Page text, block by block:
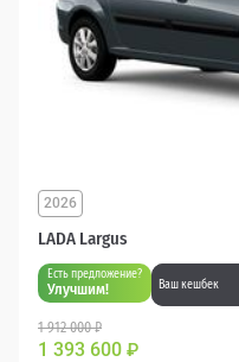
LADA Largus
2026
Есть предложение?
Улучшим! Ваш кешбек
1 912 000 ₽
1 393 600 ₽